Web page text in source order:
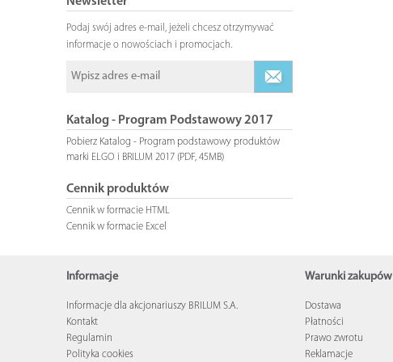
Podaj swój adres e-mail, jeżeli chcesz otrzymywać
informacje o nowościach i promocjach.
Katalog - Program Podstawowy 2017
Pobierz Katalog - Program podstawowy produktów
marki ELGO i BRILUM 2017 (PDF, 45MB)
Cennik produktów
Cennik w formacie HTML
Cennik w formacie Excel
Informacje
Informacje dla akcjonariuszy BRILUM S.A.
Kontakt
Regulamin
Polityka cookies
Warunki zakupów
Dostawa
Płatności
Prawo zwrotu
Reklamacje